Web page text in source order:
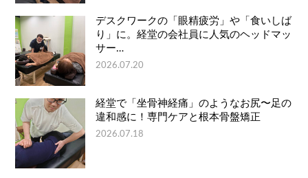
デスクワークの「眼精疲労」や「食いしば
り」に。経堂の会社員に人気のヘッドマッ
サー…
2026.07.20
経堂で「坐骨神経痛」のようなお尻〜足の
違和感に！専門ケアと根本骨盤矯正
2026.07.18